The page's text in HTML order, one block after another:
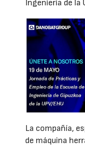
Ingeniería de la
La compañía,
de máquina